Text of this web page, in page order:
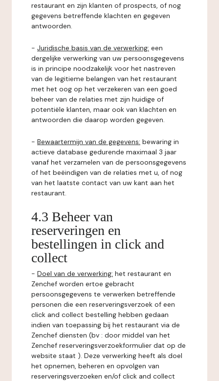
restaurant en zijn klanten of prospects, of nog
gegevens betreffende klachten en gegeven
antwoorden.
- Juridische basis van de verwerking: een
dergelijke verwerking van uw persoonsgegevens
is in principe noodzakelijk voor het nastreven
van de legitieme belangen van het restaurant
met het oog op het verzekeren van een goed
beheer van de relaties met zijn huidige of
potentiële klanten, maar ook van klachten en
antwoorden die daarop worden gegeven.
- Bewaartermijn van de gegevens: bewaring in
actieve database gedurende maximaal 3 jaar
vanaf het verzamelen van de persoonsgegevens
of het beëindigen van de relaties met u, of nog
van het laatste contact van uw kant aan het
restaurant.
4.3 Beheer van
reserveringen en
bestellingen in click and
collect
- Doel van de verwerking: het restaurant en
Zenchef worden ertoe gebracht
persoonsgegevens te verwerken betreffende
personen die een reserveringsverzoek of een
click and collect bestelling hebben gedaan
indien van toepassing bij het restaurant via de
Zenchef diensten (bv : door middel van het
Zenchef reserveringsverzoekformulier dat op de
website staat ). Deze verwerking heeft als doel
het opnemen, beheren en opvolgen van
reserveringsverzoeken en/of click and collect